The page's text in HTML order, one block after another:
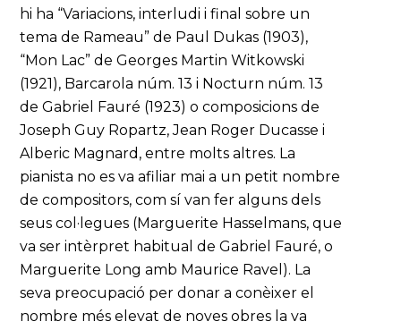
hi ha “Variacions, interludi i final sobre un
tema de Rameau” de Paul Dukas (1903),
“Mon Lac” de Georges Martin Witkowski
(1921), Barcarola núm. 13 i Nocturn núm. 13
de Gabriel Fauré (1923) o composicions de
Joseph Guy Ropartz, Jean Roger Ducasse i
Alberic Magnard, entre molts altres. La
pianista no es va afiliar mai a un petit nombre
de compositors, com sí van fer alguns dels
seus col·legues (Marguerite Hasselmans, que
va ser intèrpret habitual de Gabriel Fauré, o
Marguerite Long amb Maurice Ravel). La
seva preocupació per donar a conèixer el
nombre més elevat de noves obres la va